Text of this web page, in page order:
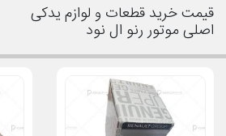
قیمت خرید قطعات و لوازم یدکی
اصلی موتور رنو ال نود